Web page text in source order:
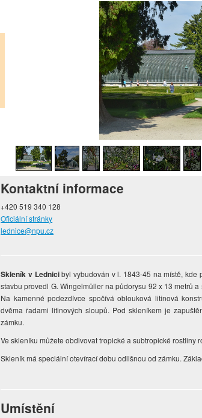
Kontaktní informace
+420 519 340 128
Oficiální stránky
lednice@npu.cz
Skleník v Lednicibyl vybudován v l. 1843-45 na místě, kde
stavbu provedl G. Wingelmüller na půdorysu 92 x 13 metrů
Na kamenné podezdívce spočívá oblouková litinová
dvěma řadami litinových sloupů. Pod skleníkem je
zámku.
Ve skleníku můžete obdivovat tropické a subtropické rostliny
Skleník má speciální otevírací dobu odlišnou od zámku.
Umístění